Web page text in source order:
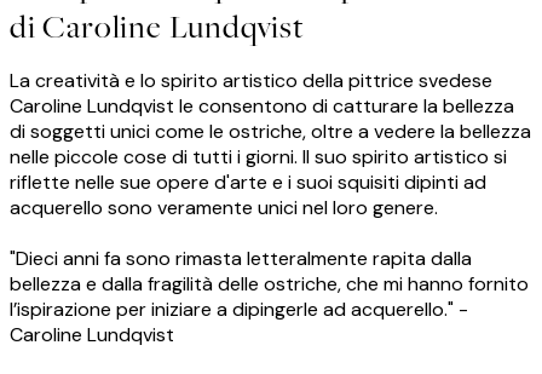
di Caroline Lundqvist
La creatività e lo spirito artistico della pittrice svedese
Caroline Lundqvist le consentono di catturare la bellezza
di soggetti unici come le ostriche, oltre a vedere la bellezza
nelle piccole cose di tutti i giorni. Il suo spirito artistico si
riflette nelle sue opere d'arte e i suoi squisiti dipinti ad
acquerello sono veramente unici nel loro genere.
"Dieci anni fa sono rimasta letteralmente rapita dalla
bellezza e dalla fragilità delle ostriche, che mi hanno fornito
l’ispirazione per iniziare a dipingerle ad acquerello." -
Caroline Lundqvist